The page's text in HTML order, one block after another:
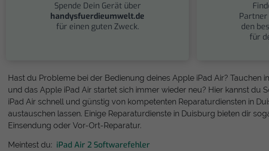
Spende Dein Gerät über
handysfuerdieumwelt.de
für einen guten Zweck.
Partner
den
für
Hast du Probleme bei der Bedienung deines Apple iPad Air? Tauchen
und das Apple iPad Air startet sich immer wieder neu? Hier kannst du
iPad Air schnell und günstig von kompetenten Reparaturdiensten in
austauschen lassen. Einige Reparaturdienste in Duisburg bieten dir
Einsendung oder Vor-Ort-Reparatur.
Meintest du: iPad Air 2 Softwarefehler